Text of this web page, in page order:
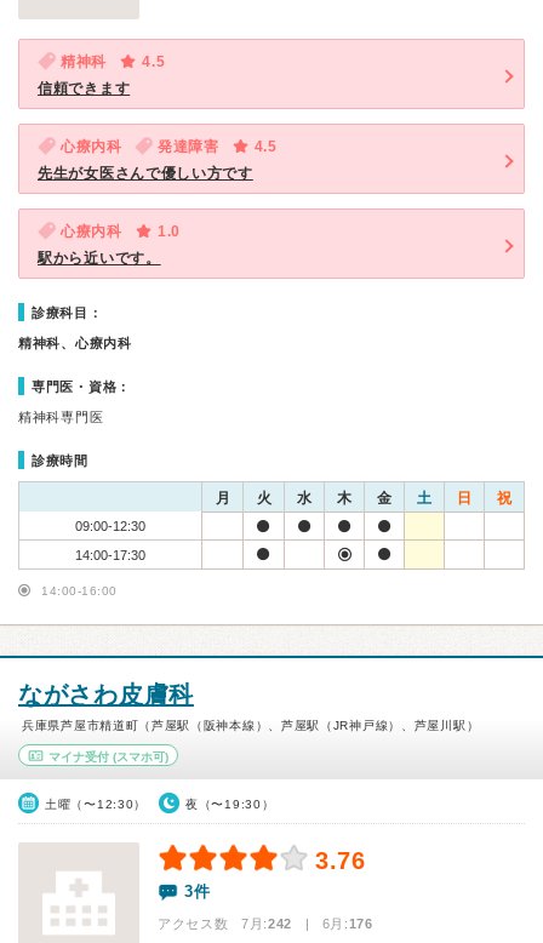
精神科
4.5
信頼できます
心療内科 発達障害
4.5
先生が女医さんで優しい方です
心療内科
1.0
駅から近いです。
診療科目：
精神科、心療内科
専門医・資格：
精神科専門医
診療時間
月 火 水 木 金 土 日 祝
09:00-12:30
14:00-17:30
14:00-16:00
ながさわ皮膚科
兵庫県芦屋市精道町（芦屋駅（阪神本線）、芦屋駅（JR神戸線）、芦屋川駅）
マイナ受付 (スマホ可)
土曜（〜12:30） 夜（〜19:30）
3.76
3件
アクセス数 7月:242 | 6月:176